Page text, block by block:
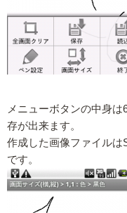
メニューボタンの中身
存が出来ます。
作成した画像ファイル
です。